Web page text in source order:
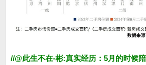
//@此生不在-彬:真实经历：5月的时候